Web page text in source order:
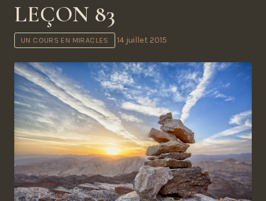
LEÇON 83
UN COURS EN MIRACLES 14 juillet 2015